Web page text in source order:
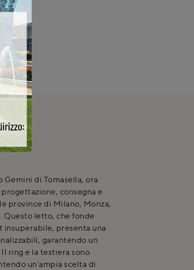
di Tomasella, ora
consegna e
province di Milano, Monza,
Questo letto, che fonde
presenta una
garantendo un
ring e la testiera sono
un'ampia scelta di